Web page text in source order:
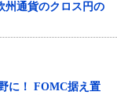
州通貨のクロス円の
に！ FOMC据え置